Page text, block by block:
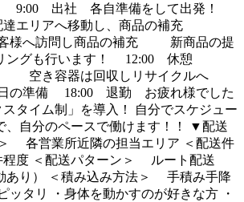
9:00 出社 各自準備をして出発！
エリアへ移動し、商品の補充
様へ訪問し商品の補充 新商品の提
ングも行います！ 12:00 休憩
空き容器は回収しリサイクルへ
の準備 18:00 退勤 お疲れ様でした
タイム制」を導入！ 自分でスケジュー
、自分のペースで働けます！！ ▼配送
各営業所近隣の担当エリア ＜配送件
度 ＜配送パターン＞ ルート配送
あり） ＜積み込み方法＞ 手積み手降
ッタリ ・身体を動かすのが好きな方 ・